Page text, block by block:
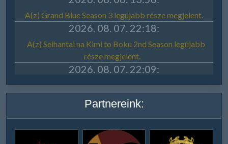
Partnereink: